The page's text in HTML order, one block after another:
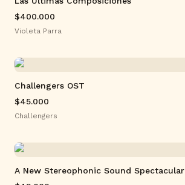
$400.000
Violeta Parra
Challengers OST
$45.000
Challengers
A New Stereophonic Sound Spectacular